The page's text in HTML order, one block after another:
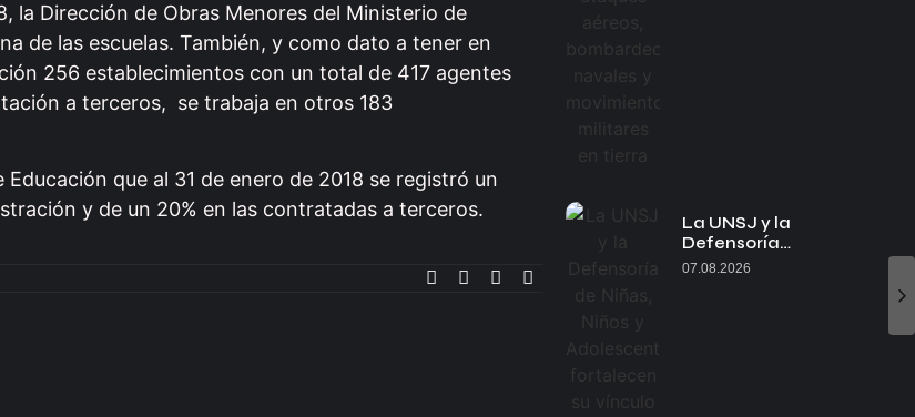
la Dirección de Obras Menores del Ministerio de
de las escuelas. También, y como dato a tener en
256 establecimientos con un total de 417 agentes
a terceros, se trabaja en otros 183
que al 31 de enero de 2018 se registró un
y de un 20% en las contratadas a terceros.
La UNSJ y la
Defensoría…
07.08.2026